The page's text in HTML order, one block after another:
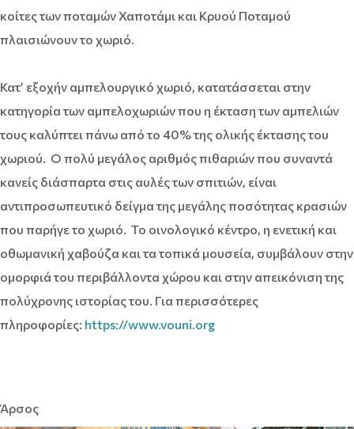
κοίτες των ποταμών Χαποτάμι και Κρυού Ποταμού
πλαισιώνουν το χωριό.
Κατ’ εξοχήν αμπελουργικό χωριό, κατατάσσεται στην
κατηγορία των αμπελοχωριών που η έκταση των αμπελιών
τους καλύπτει πάνω από το 40% της ολικής έκτασης του
χωριού. Ο πολύ μεγάλος αριθμός πιθαριών που συναντά
κανείς διάσπαρτα στις αυλές των σπιτιών, είναι
αντιπροσωπευτικό δείγμα της μεγάλης ποσότητας κρασιών
που παρήγε το χωριό. Το οινολογικό κέντρο, η ενετική και
οθωμανική χαβούζα και τα τοπικά μουσεία, συμβάλουν στην
ομορφιά του περιβάλλοντα χώρου και στην απεικόνιση της
πολύχρονης ιστορίας του. Για περισσότερες
πληροφορίες: https://www.vouni.org
Άρσος